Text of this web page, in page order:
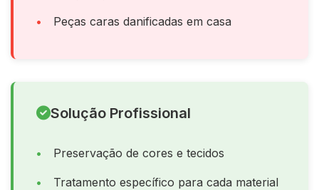
Peças caras danificadas em casa
Solução Profissional
Preservação de cores e tecidos
Tratamento específico para cada material